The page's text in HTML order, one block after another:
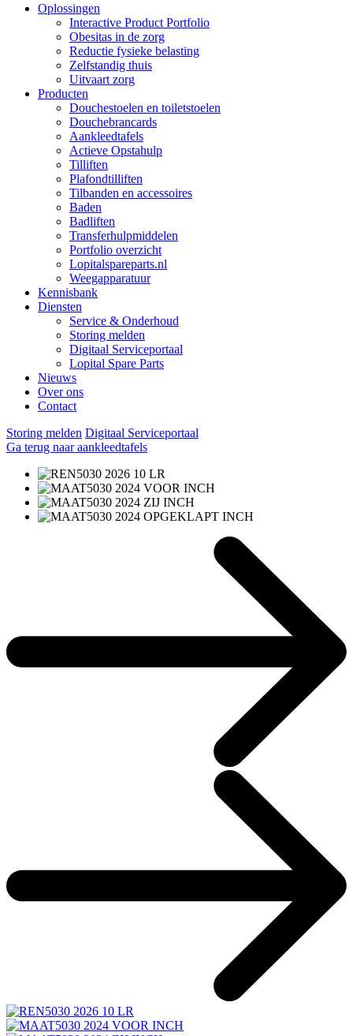
Oplossingen
Interactive Product Portfolio
Obesitas in de zorg
Reductie fysieke belasting
Zelfstandig thuis
Uitvaart zorg
Producten
Douchestoelen en toiletstoelen
Douchebrancards
Aankleedtafels
Actieve Opstahulp
Tilliften
Plafondtilliften
Tilbanden en accessoires
Baden
Badliften
Transferhulpmiddelen
Portfolio overzicht
Lopitalspareparts.nl
Weegapparatuur
Kennisbank
Diensten
Service & Onderhoud
Storing melden
Digitaal Serviceportaal
Lopital Spare Parts
Nieuws
Over ons
Contact
Storing melden Digitaal Serviceportaal
Ga terug naar aankleedtafels